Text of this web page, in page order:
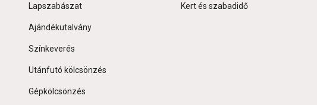
Lapszabászat
Ajándékutalvány
Színkeverés
Utánfutó kölcsönzés
Gépkölcsönzés
Kert és szabadidő